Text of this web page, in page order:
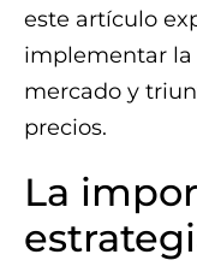
este artículo
implementar
mercado y
precios.
La